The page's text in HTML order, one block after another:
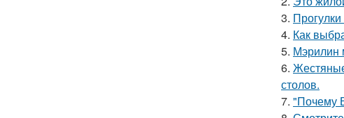
3.
4. Как
5. Мэрилин
6.
столов.
7. "Почему